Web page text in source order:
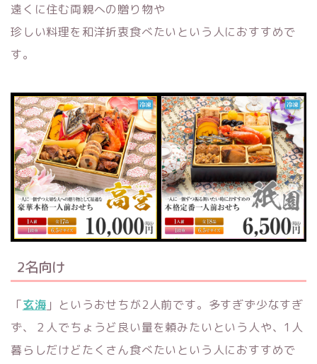
遠くに住む両親への贈り物や
珍しい料理を和洋折衷食べたいという人におすすめで
す。
2名向け
「玄海 」というおせちが2人前です。多すぎず少なすぎ
ず、２人でちょうど良い量を頼みたいという人や、1人
暮らしだけどたくさん食べたいという人におすすめで